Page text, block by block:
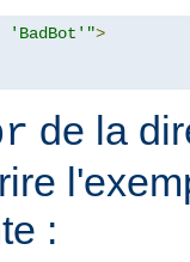
'BadBot'">
de la
: